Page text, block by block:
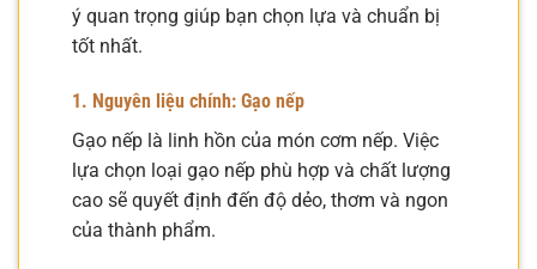
ý quan trọng giúp bạn chọn lựa và chuẩn bị
tốt nhất.
1. Nguyên liệu chính: Gạo nếp
Gạo nếp là linh hồn của món cơm nếp. Việc
lựa chọn loại gạo nếp phù hợp và chất lượng
cao sẽ quyết định đến độ dẻo, thơm và ngon
của thành phẩm.